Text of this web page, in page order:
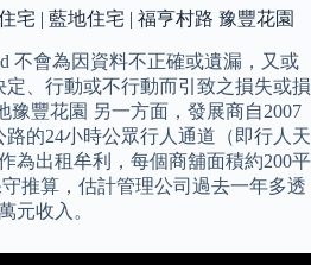
宅 | 藍地住宅 | 福亨村路 豫豐花園
不會為因資料不正確或遺漏，又或
、行動或不行動而引致之損失或損
豫豐花園 另一方面，發展商自2007
的24小時公眾行人通道（即行人天
為出租牟利，每個商舖面積約200平
推算，估計管理公司過去一年多透
元收入。